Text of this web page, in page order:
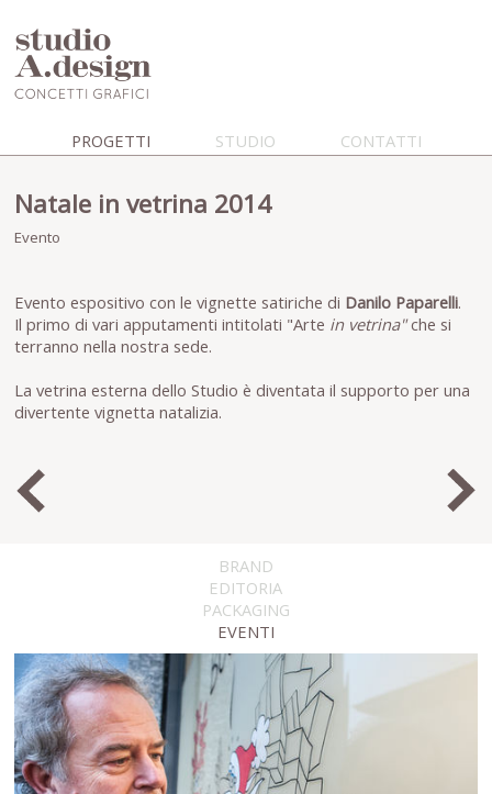
PROGETTI STUDIO CONTATTI
Natale in vetrina 2014
Evento
Evento espositivo con le vignette satiriche di Danilo Paparelli.
Il primo di vari apputamenti intitolati "Arte in vetrina"che si
terranno nella nostra sede.
La vetrina esterna dello Studio è diventata il supporto per una
divertente vignetta natalizia.
BRAND
EDITORIA
PACKAGING
EVENTI